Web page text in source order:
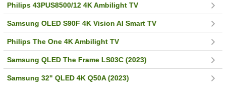
Philips 43PUS8500/12 4K Ambilight TV
Samsung OLED S90F 4K Vision AI Smart TV
Philips The One 4K Ambilight TV
Samsung QLED The Frame LS03C (2023)
Samsung 32" QLED 4K Q50A (2023)